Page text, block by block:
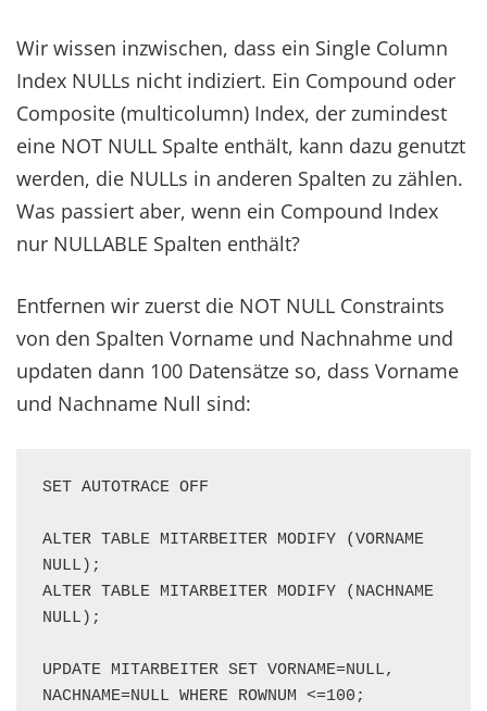
Wir wissen inzwischen, dass ein Single Column
Index NULLs nicht indiziert. Ein Compound oder
Composite (multicolumn) Index, der zumindest
eine NOT NULL Spalte enthält, kann dazu genutzt
werden, die NULLs in anderen Spalten zu zählen.
Was passiert aber, wenn ein Compound Index
nur NULLABLE Spalten enthält?
Entfernen wir zuerst die NOT NULL Constraints
von den Spalten Vorname und Nachnahme und
updaten dann 100 Datensätze so, dass Vorname
und Nachname Null sind:
SET AUTOTRACE OFF
ALTER TABLE MITARBEITER MODIFY (VORNAME
NULL);
ALTER TABLE MITARBEITER MODIFY (NACHNAME
NULL);
UPDATE MITARBEITER SET VORNAME=NULL,
NACHNAME=NULL WHERE ROWNUM <=100;